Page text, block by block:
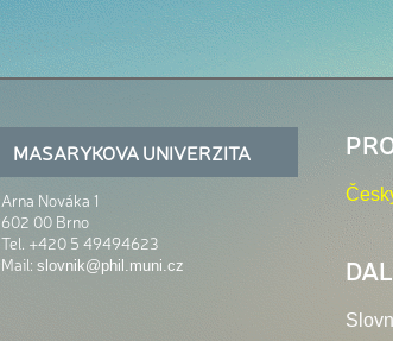
MASARYKOVA UNIVERZITA
Arna Nováka 1
602 00 Brno
Tel. +420 5 49494623
Mail: slovnik@phil.muni.cz